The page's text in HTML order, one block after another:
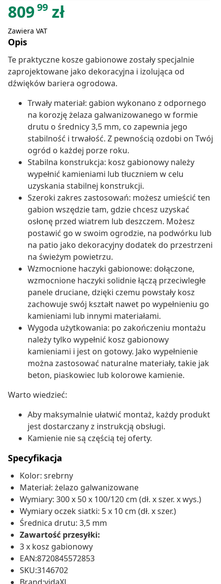
80999 zł
Zawiera VAT
Opis
Te praktyczne kosze gabionowe zostały specjalnie
zaprojektowane jako dekoracyjna i izolująca od
dźwięków bariera ogrodowa.
Trwały materiał: gabion wykonano z odpornego
na korozję żelaza galwanizowanego w formie
drutu o średnicy 3,5 mm, co zapewnia jego
stabilność i trwałość. Z pewnością ozdobi on Twój
ogród o każdej porze roku.
Stabilna konstrukcja: kosz gabionowy należy
wypełnić kamieniami lub tłuczniem w celu
uzyskania stabilnej konstrukcji.
Szeroki zakres zastosowań: możesz umieścić ten
gabion wszędzie tam, gdzie chcesz uzyskać
osłonę przed wiatrem lub deszczem. Możesz
postawić go w swoim ogrodzie, na podwórku lub
na patio jako dekoracyjny dodatek do przestrzeni
na świeżym powietrzu.
Wzmocnione haczyki gabionowe: dołączone,
wzmocnione haczyki solidnie łączą przeciwległe
panele druciane, dzięki czemu powstały kosz
zachowuje swój kształt nawet po wypełnieniu go
kamieniami lub innymi materiałami.
Wygoda użytkowania: po zakończeniu montażu
należy tylko wypełnić kosz gabionowy
kamieniami i jest on gotowy. Jako wypełnienie
można zastosować naturalne materiały, takie jak
beton, piaskowiec lub kolorowe kamienie.
Warto wiedzieć:
Aby maksymalnie ułatwić montaż, każdy produkt
jest dostarczany z instrukcją obsługi.
Kamienie nie są częścią tej oferty.
Specyfikacja
Kolor: srebrny
Materiał: żelazo galwanizowane
Wymiary: 300 x 50 x 100/120 cm (dł. x szer. x wys.)
Wymiary oczek siatki: 5 x 10 cm (dł. x szer.)
Średnica drutu: 3,5 mm
Zawartość przesyłki:
3 x kosz gabionowy
EAN:8720845572853
SKU:3146702